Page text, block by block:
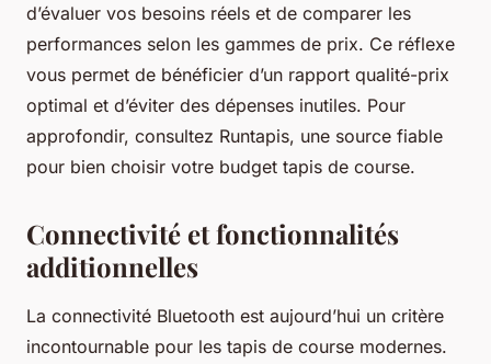
d’évaluer vos besoins réels et de comparer les
performances selon les gammes de prix. Ce réflexe
vous permet de bénéficier d’un rapport qualité-prix
optimal et d’éviter des dépenses inutiles. Pour
approfondir, consultez Runtapis, une source fiable
pour bien choisir votre budget tapis de course.
Connectivité et fonctionnalités
additionnelles
La connectivité Bluetooth est aujourd’hui un critère
incontournable pour les tapis de course modernes.